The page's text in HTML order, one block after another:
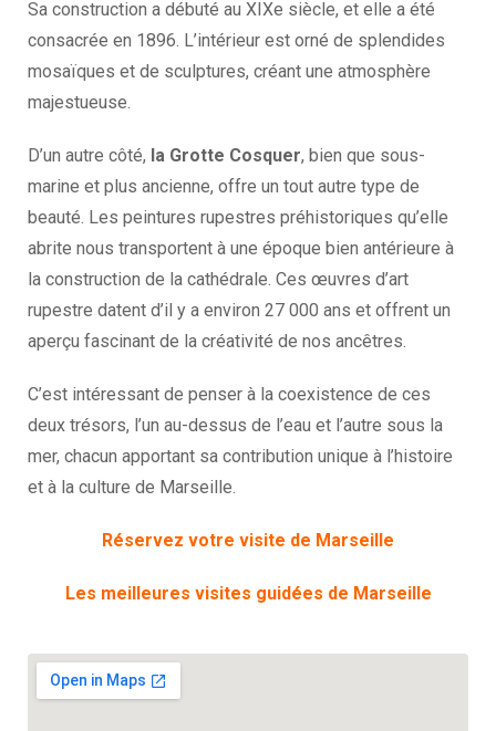
Sa construction a débuté au XIXe siècle, et elle a été
consacrée en 1896. L’intérieur est orné de splendides
mosaïques et de sculptures, créant une atmosphère
majestueuse.
D’un autre côté, la Grotte Cosquer, bien que sous-
marine et plus ancienne, offre un tout autre type de
beauté. Les peintures rupestres préhistoriques qu’elle
abrite nous transportent à une époque bien antérieure à
la construction de la cathédrale. Ces œuvres d’art
rupestre datent d’il y a environ 27 000 ans et offrent un
aperçu fascinant de la créativité de nos ancêtres.
C’est intéressant de penser à la coexistence de ces
deux trésors, l’un au-dessus de l’eau et l’autre sous la
mer, chacun apportant sa contribution unique à l’histoire
et à la culture de Marseille.
Réservez votre visite de Marseille
Les meilleures visites guidées de Marseille